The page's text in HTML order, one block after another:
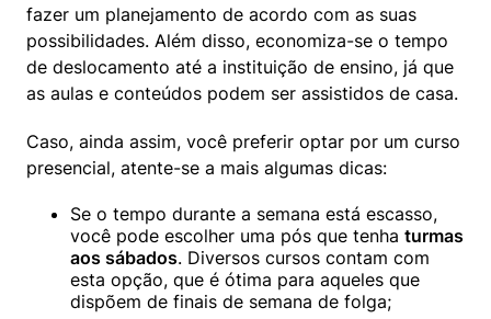
fazer um planejamento de acordo com as suas
possibilidades. Além disso, economiza-se o tempo
de deslocamento até a instituição de ensino, já que
as aulas e conteúdos podem ser assistidos de casa.
Caso, ainda assim, você preferir optar por um curso
presencial, atente-se a mais algumas dicas:
Se o tempo durante a semana está escasso,
você pode escolher uma pós que tenha turmas
aos sábados. Diversos cursos contam com
esta opção, que é ótima para aqueles que
dispõem de finais de semana de folga;